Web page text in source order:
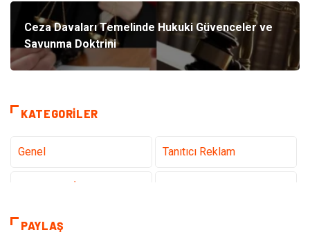
Ceza Davaları Temelinde Hukuki Güvenceler ve
Savunma Doktrini
KATEGORILER
Genel Tanıtıcı Reklam
Hizmet
PAYLAŞ